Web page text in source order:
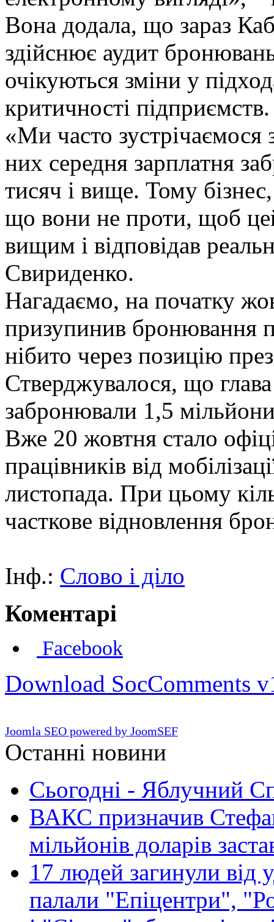
Вона додала, що зараз
здійснює аудит
очікуються зміни у
критичності підприємств.
«Ми часто
них середня зарплатня
тисяч і вище. Тому
що вони не проти, щоб
вищим і відповідав
Свириденко.
Нагадаємо, на початку
призупинив бронювання
нібито через позицію
Стверджувалося, що
забронювали 1,5
Вже 20 жовтня стало
працівників від
листопада. При цьому
часткове відновлення
Інф.: Слово і діло
Коментарі
Facebook
Download SocComments
Joomla SEO powered by JoomSEF
Останні новини
Сьогодні - Яблучний
ВАКС призначив
мільйонів доларів
17 людей загинули від
палали "Епіцентри",